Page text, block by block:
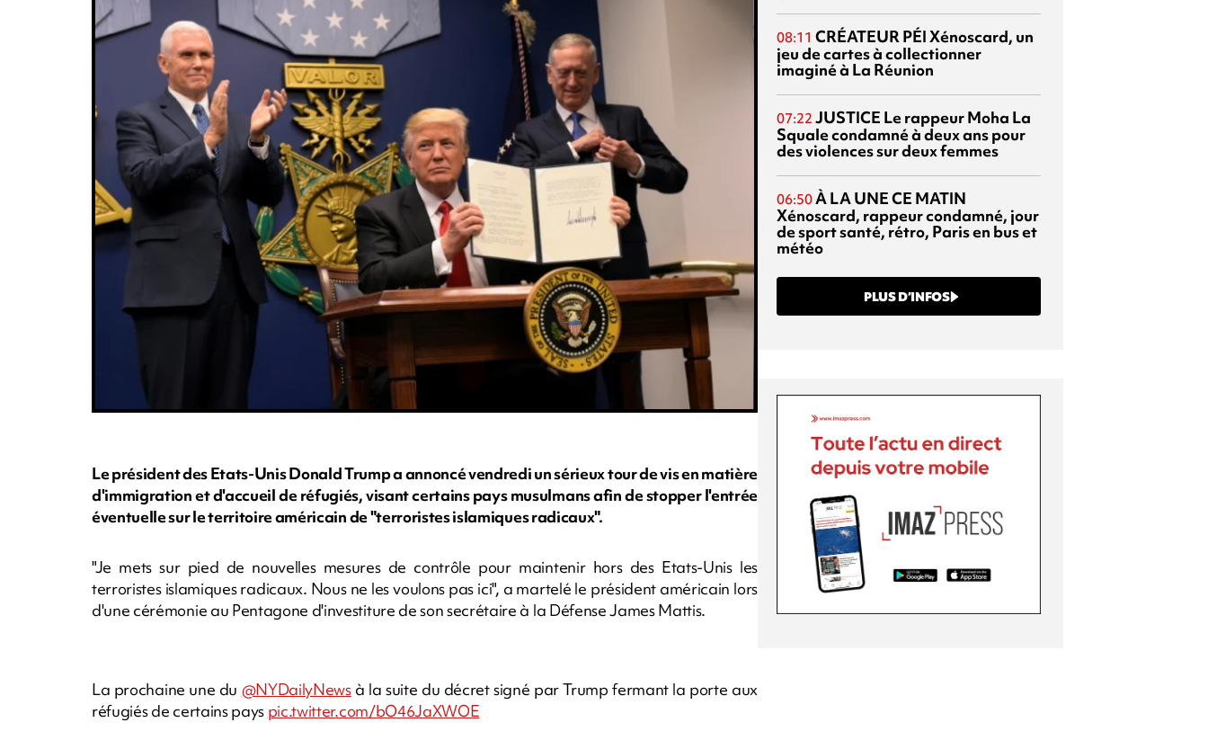
Le président des Etats-Unis Donald Trump a annoncé vendredi un sérieux tour de vis en matière
d'immigration et d'accueil de réfugiés, visant certains pays musulmans afin de stopper l'entrée
éventuelle sur le territoire américain de "terroristes islamiques radicaux".
"Je mets sur pied de nouvelles mesures de contrôle pour maintenir hors des Etats-Unis les
terroristes islamiques radicaux. Nous ne les voulons pas ici", a martelé le président américain lors
d'une cérémonie au Pentagone d'investiture de son secrétaire à la Défense James Mattis.
La prochaine une du @NYDailyNewsà la suite du décret signé par Trump fermant la porte aux
réfugiés de certains pays pic.twitter.com/bO46JaXWOE
08:11 CRÉATEUR PÉIXénoscard, un
jeu de cartes à collectionner
imaginé à La Réunion
07:22 JUSTICE Le rappeur Moha La
Squale condamné à deux ans pour
des violences sur deux femmes
06:50À LA UNE CE MATIN
Xénoscard, rappeur condamné, jour
de sport santé, rétro, Paris en bus et
météo
PLUS D’INFOS